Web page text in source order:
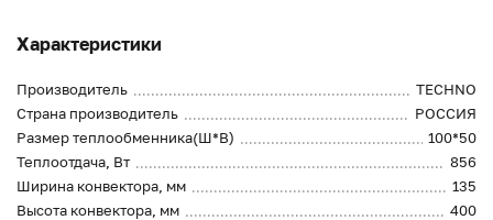
Характеристики
Производитель
TECHNO
Страна производитель
РОССИЯ
Размер теплообменника(Ш*В)
100*50
Теплоотдача, Вт
856
Ширина конвектора, мм
135
Высота конвектора, мм
400